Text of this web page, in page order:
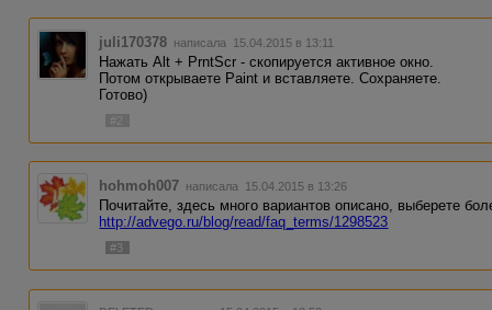
juli170378 написала 15.04.2015 в 13:11
Нажать Alt + PrntScr - скопируется активное окно.
Потом открываете Paint и вставляете. Сохраняете.
Готово)
#2
hohmoh007 написала 15.04.2015 в 13:26
Почитайте, здесь много вариантов описано, выберете
http://advego.ru/blog/read/faq_terms/1298523
#3